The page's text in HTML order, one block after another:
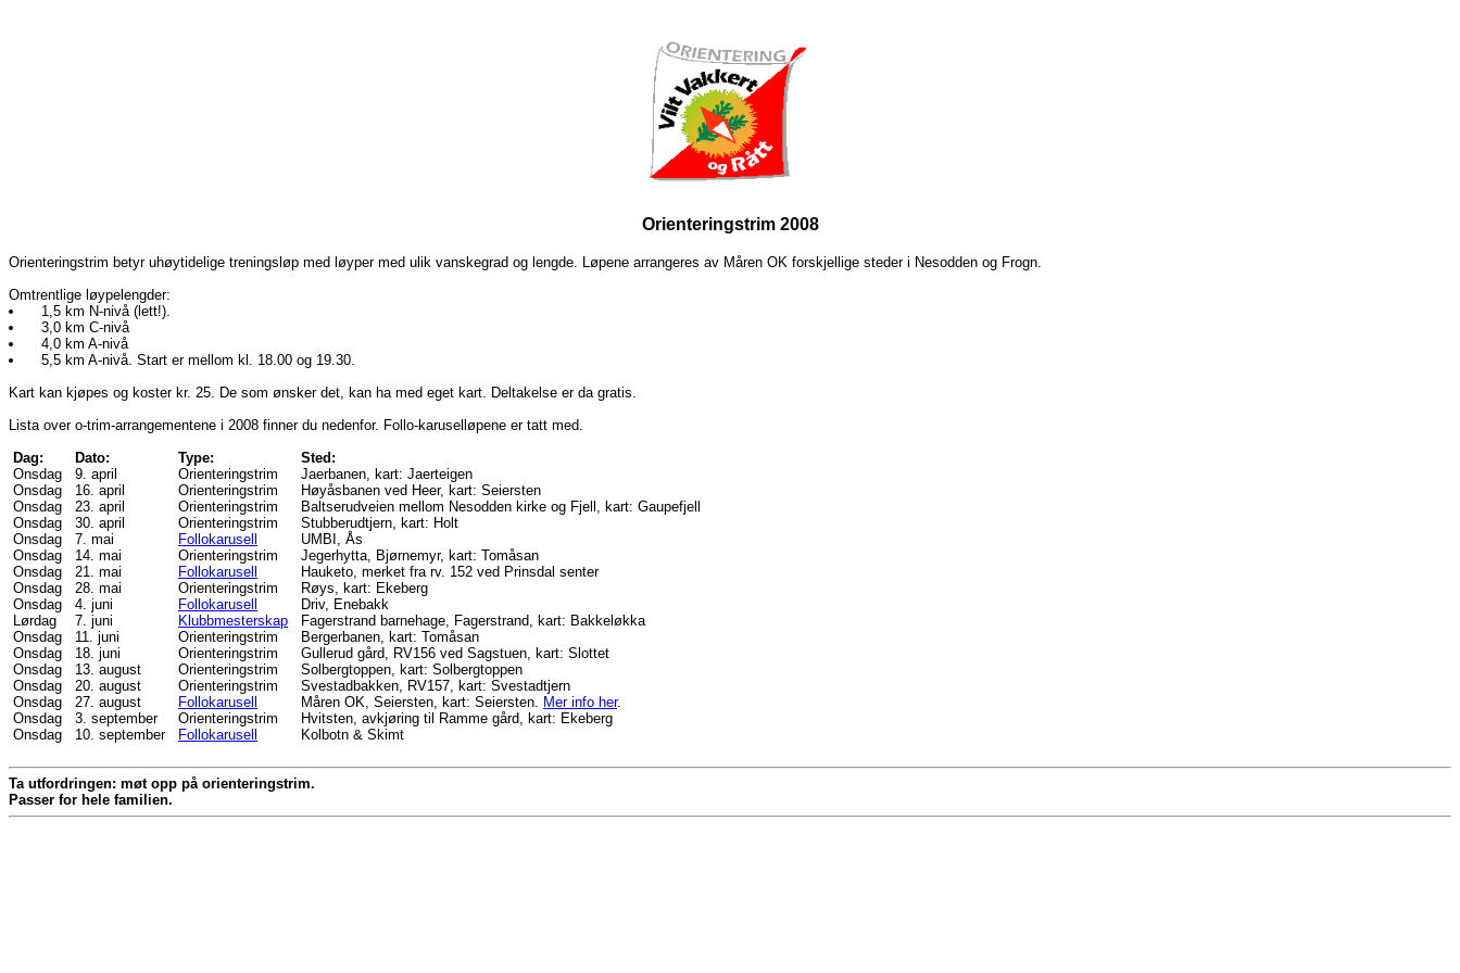
Orienteringstrim 2008
Orienteringstrim betyr uhøytidelige treningsløp med løyper med ulik vanskegrad og lengde. Løpene arrangeres av Måren OK forskjellige steder i Nesodden og Frogn.
Omtrentlige løypelengder:
1,5 km N-nivå (lett!).
3,0 km C-nivå
4,0 km A-nivå
5,5 km A-nivå. Start er mellom kl. 18.00 og 19.30.
Kart kan kjøpes og koster kr. 25. De som ønsker det, kan ha med eget kart. Deltakelse er da gratis.
Lista over o-trim-arrangementene i 2008 finner du nedenfor. Follo-karuselløpene er tatt med.
Dag:
Dato: Type:
Sted:
Onsdag
9. april Orienteringstrim
Jaerbanen, kart: Jaerteigen
Onsdag
16. april Orienteringstrim
Høyåsbanen ved Heer, kart: Seiersten
Onsdag
23. april Orienteringstrim
Baltserudveien mellom Nesodden kirke og Fjell, kart: Gaupefjell
Onsdag
30. april Orienteringstrim
Stubberudtjern, kart: Holt
Onsdag
7. mai Follokarusell
UMBI, Ås
Onsdag
14. mai Orienteringstrim
Jegerhytta, Bjørnemyr, kart: Tomåsan
Onsdag
21. mai Follokarusell
Hauketo, merket fra rv. 152 ved Prinsdal senter
Onsdag
28. mai Orienteringstrim
Røys, kart: Ekeberg
Onsdag
4. juni Follokarusell
Driv, Enebakk
Lørdag
7. juni Klubbmesterskap
Fagerstrand barnehage, Fagerstrand, kart: Bakkeløkka
Onsdag
11. juni Orienteringstrim
Bergerbanen, kart: Tomåsan
Onsdag
18. juni Orienteringstrim
Gullerud gård, RV156 ved Sagstuen, kart: Slottet
Onsdag
13. august Orienteringstrim
Solbergtoppen, kart: Solbergtoppen
Onsdag
20. august Orienteringstrim
Svestadbakken, RV157, kart: Svestadtjern
Onsdag
27. august Follokarusell Måren OK, Seiersten, kart: Seiersten. Mer info her.
Onsdag
3. september Orienteringstrim
Hvitsten, avkjøring til Ramme gård, kart: Ekeberg
Onsdag
10. september Follokarusell Kolbotn & Skimt
Ta utfordringen: møt opp på orienteringstrim.
Passer for hele familien.